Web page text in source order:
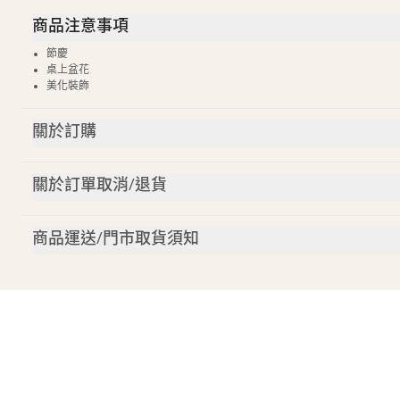
商品注意事項
節慶
桌上盆花
美化裝飾
關於訂購
關於訂單取消/退貨
商品運送/門市取貨須知